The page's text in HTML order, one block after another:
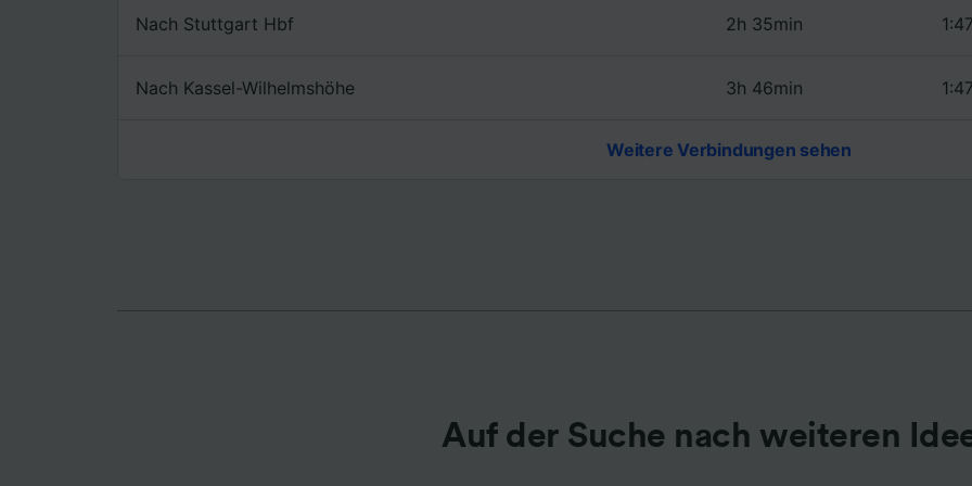
Nach Stuttgart Hbf 2h 35min
Nach Kassel-Wilhelmshöhe 3h 46min
Weitere Verbindungen sehen
Auf der Suche nach weiteren